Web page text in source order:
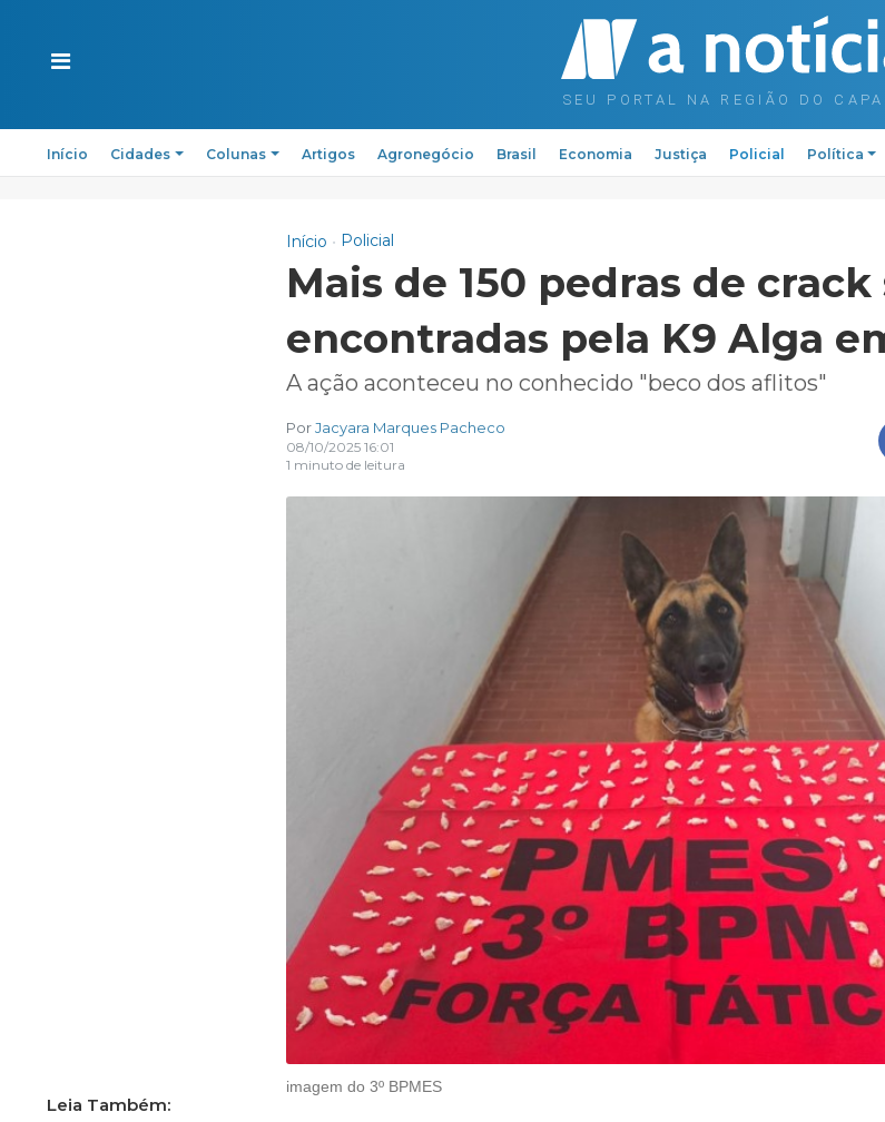
Início Cidades Colunas Artigos Agronegócio Brasil Economia Justiça Policial Política
Início Policial
Mais de 150 pedras de crack
encontradas pela K9 Alga
A ação aconteceu no conhecido "beco dos aflitos"
PorJacyara Marques Pacheco
08/10/2025 16:01
1 minuto de leitura
imagem do 3º BPMES